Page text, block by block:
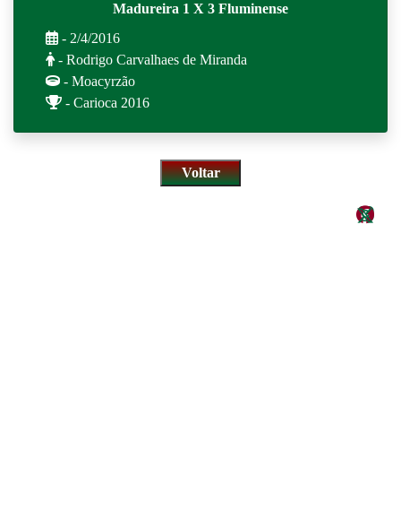
Madureira 1 X 3 Fluminense
- 2/4/2016
- Rodrigo Carvalhaes de Miranda
- Moacyrzão
- Carioca 2016